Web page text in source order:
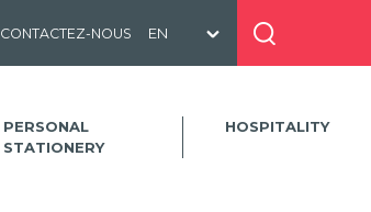
CONTACTEZ-NOUS
PERSONAL
STATIONERY
HOSPITALITY